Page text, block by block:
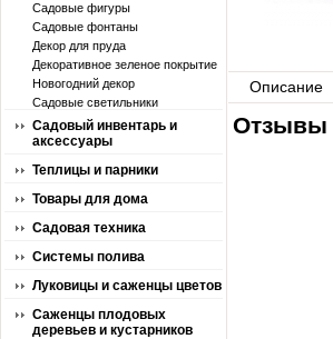
Садовые фигуры
Садовые фонтаны
Декор для пруда
Декоративное зеленое покрытие
Новогодний декор
Садовые светильники
Садовый инвентарь и
аксессуары
Теплицы и парники
Товары для дома
Садовая техника
Системы полива
Луковицы и саженцы цветов
Саженцы плодовых
деревьев и кустарников
Описание
Отзывы